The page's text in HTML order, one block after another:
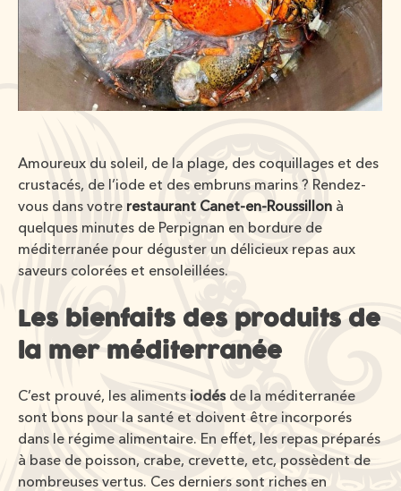
Amoureux du soleil, de la plage, des coquillages et des
crustacés, de l’iode et des embruns marins ? Rendez-
vous dans votre restaurant Canet-en-Roussillon à
quelques minutes de Perpignan en bordure de
méditerranée pour déguster un délicieux repas aux
saveurs colorées et ensoleillées.
Les bienfaits des produits de
la mer méditerranée
C’est prouvé, les aliments iodés de la méditerranée
sont bons pour la santé et doivent être incorporés
dans le régime alimentaire. En effet, les repas préparés
à base de poisson, crabe, crevette, etc, possèdent de
nombreuses vertus. Ces derniers sont riches en